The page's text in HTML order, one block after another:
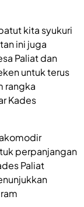
kita syukuri
ini juga
Paliat dan
untuk terus
rangka
Kades
perpanjangan
Paliat